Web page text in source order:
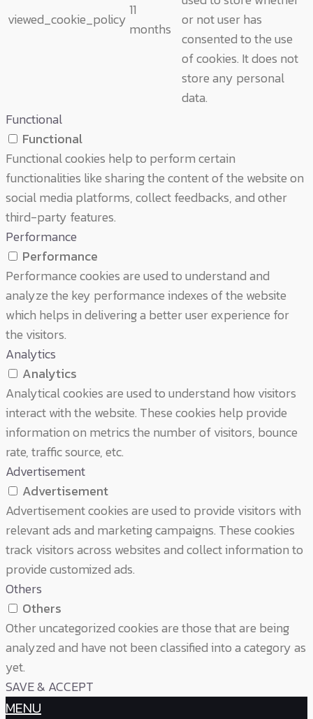
viewed_cookie_policy
11
months
or not user has
consented to the use
of cookies. It does not
store any personal
data.
Functional
Functional
Functional cookies help to perform certain
functionalities like sharing the content of the website on
social media platforms, collect feedbacks, and other
third-party features.
Performance
Performance
Performance cookies are used to understand and
analyze the key performance indexes of the website
which helps in delivering a better user experience for
the visitors.
Analytics
Analytics
Analytical cookies are used to understand how visitors
interact with the website. These cookies help provide
information on metrics the number of visitors, bounce
rate, traffic source, etc.
Advertisement
Advertisement
Advertisement cookies are used to provide visitors with
relevant ads and marketing campaigns. These cookies
track visitors across websites and collect information to
provide customized ads.
Others
Others
Other uncategorized cookies are those that are being
analyzed and have not been classified into a category as
yet.
SAVE & ACCEPT
MENU